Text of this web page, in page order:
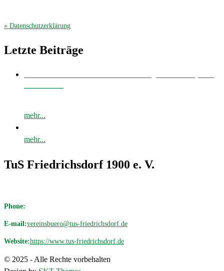
» Datenschutzerklärung
Letzte Beiträge
mehr...
mehr...
TuS Friedrichsdorf 1900 e. V.
Phone:
E-mail:vereinsbuero@tus-friedrichsdorf.de
Website:https://www.tus-friedrichsdorf.de
© 2025 - Alle Rechte vorbehalten